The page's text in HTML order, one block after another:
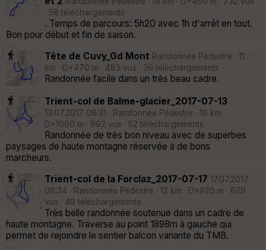
· 58 téléchargements ·
. Temps de parcours: 5h20 avec 1h d'arrêt en tout.
Bon pour début et fin de saison.
Tête de Cuvy_Gd Mont Randonnée Pédestre · 11
km · D+470 m · 483 vus · 39 téléchargements ·
Randonnée facile dans un très beau cadre.
Trient-col de Balme-glacier_2017-07-13
13.07.2017 08:31 · Randonnée Pédestre · 16 km ·
D+1060 m · 892 vus · 52 téléchargements ·
Randonnée de très bon niveau avec de superbes
paysages de haute montagne réservée à de bons
marcheurs.
Trient-col de la Forclaz_2017-07-17 17.07.2017
08:34 · Randonnée Pédestre · 12 km · D+920 m · 629
vus · 49 téléchargements ·
Très belle randonnée soutenue dans un cadre de
haute montagne. Traverse au point 1898m à gauche qui
permet de rejoindre le sentier balcon variante du TMB.